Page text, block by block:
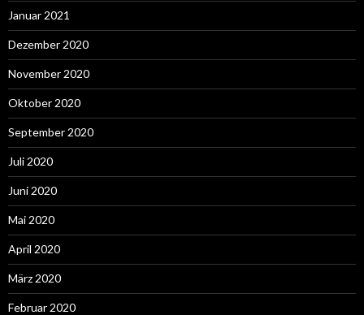
Januar 2021
Dezember 2020
November 2020
Oktober 2020
September 2020
Juli 2020
Juni 2020
Mai 2020
April 2020
März 2020
Februar 2020